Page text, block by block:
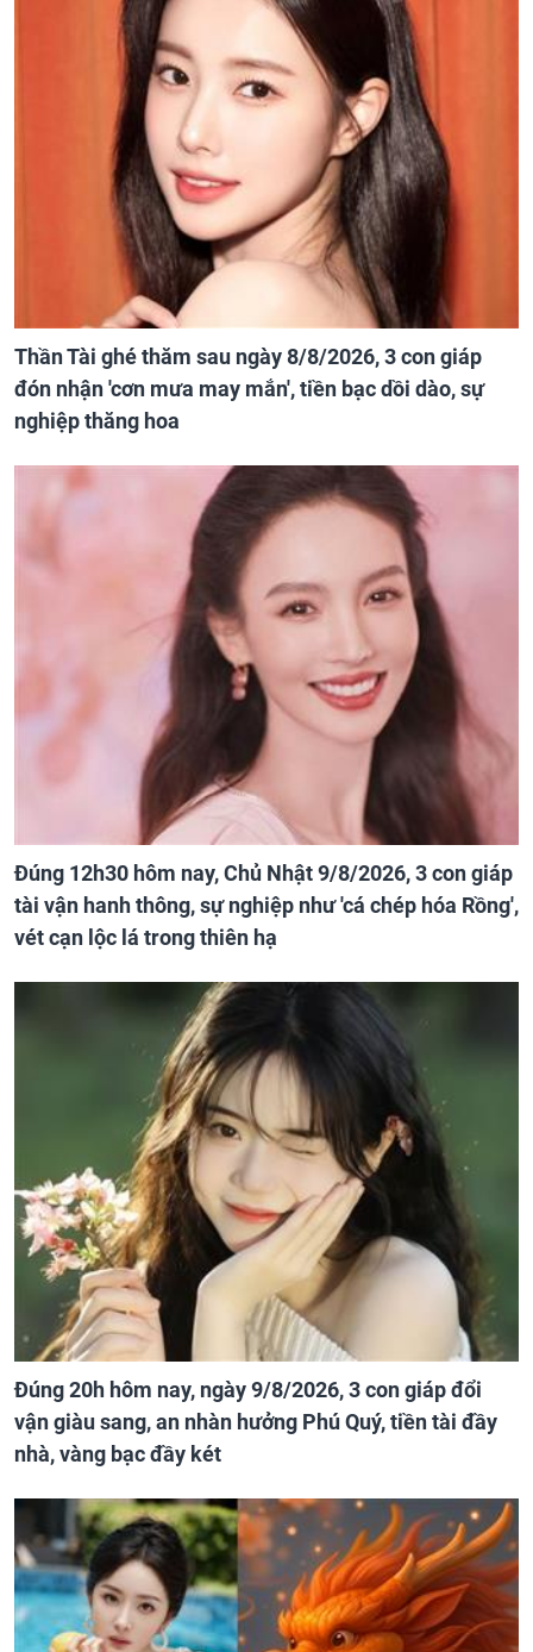
Thần Tài ghé thăm sau ngày 8/8/2026, 3 con giáp
đón nhận 'cơn mưa may mắn', tiền bạc dồi dào, sự
nghiệp thăng hoa
Đúng 12h30 hôm nay, Chủ Nhật 9/8/2026, 3 con giáp
tài vận hanh thông, sự nghiệp như 'cá chép hóa Rồng',
vét cạn lộc lá trong thiên hạ
Đúng 20h hôm nay, ngày 9/8/2026, 3 con giáp đổi
vận giàu sang, an nhàn hưởng Phú Quý, tiền tài đầy
nhà, vàng bạc đầy két